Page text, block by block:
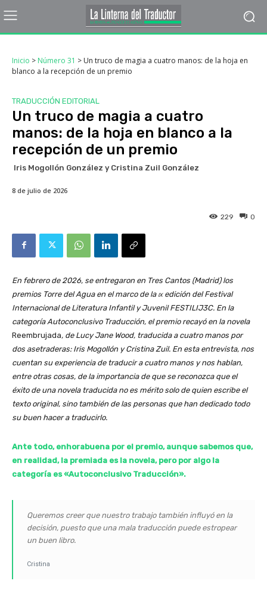
Inicio > Número 31 > Un truco de magia a cuatro manos: de la hoja en
blanco a la recepción de un premio
TRADUCCIÓN EDITORIAL
Un truco de magia a cuatro
manos: de la hoja en blanco a la
recepción de un premio
Iris Mogollón González y Cristina Zuil González
8 de julio de 2026
0
229
En febrero de 2026, se entregaron en Tres Cantos (Madrid) los
premios Torre del Agua en el marco de la ixedición del Festival
Internacional de Literatura Infantil y Juvenil FESTILIJ3C. En la
categoría Autoconclusivo Traducción, el premio recayó en la novela
Reembrujada, de Lucy Jane Wood, traducida a cuatro manos por
dos asetraderas: Iris Mogollón y Cristina Zuil. En esta entrevista, nos
cuentan su experiencia de traducir a cuatro manos y nos hablan,
entre otras cosas, de la importancia de que se reconozca que el
éxito de una novela traducida no es mérito solo de quien escribe el
texto original, sino también de las personas que han dedicado todo
su buen hacer a traducirlo.
Ante todo, enhorabuena por el premio, aunque sabemos que,
en realidad, la premiada es la novela, pero por algo la
categoría es «Autoconclusivo Traducción».
Queremos creer que nuestro trabajo también influyó en la
decisión, puesto que una mala traducción puede estropear
un buen libro.
Cristina